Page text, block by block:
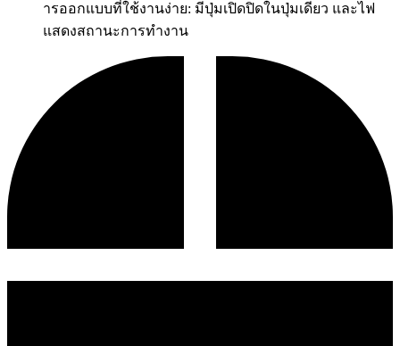
ารออกแบบที่ใช้งานง่าย: มีปุ่มเปิดปิดในปุ่มเดียว และไฟ
แสดงสถานะการทำงาน